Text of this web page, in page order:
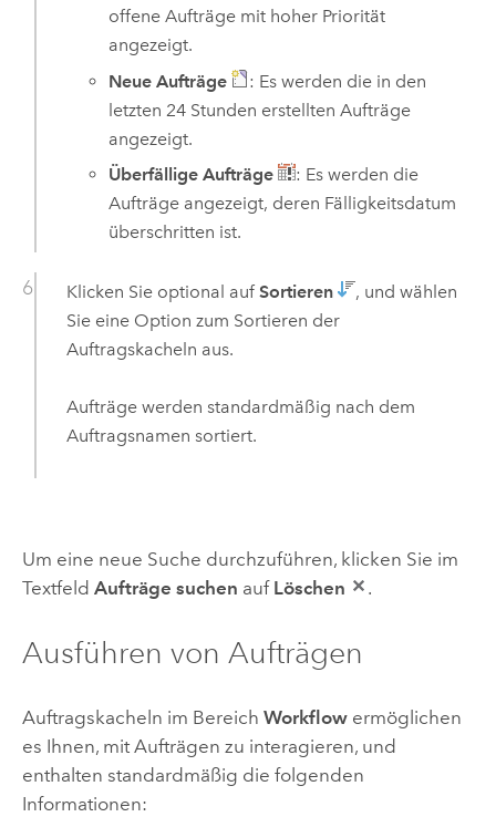
offene Aufträge mit hoher Priorität
angezeigt.
Neue Aufträge
: Es werden die in den
letzten 24 Stunden erstellten Aufträge
angezeigt.
Überfällige Aufträge
: Es werden die
Aufträge angezeigt, deren Fälligkeitsdatum
überschritten ist.
Klicken Sie optional auf Sortieren
, und wählen
Sie eine Option zum Sortieren der
Auftragskacheln aus.
Aufträge werden standardmäßig nach dem
Auftragsnamen sortiert.
Um eine neue Suche durchzuführen, klicken Sie im
Textfeld Aufträge suchen auf Löschen .
Ausführen von Aufträgen
Auftragskacheln im Bereich Workflowermöglichen
es Ihnen, mit Aufträgen zu interagieren, und
enthalten standardmäßig die folgenden
Informationen: